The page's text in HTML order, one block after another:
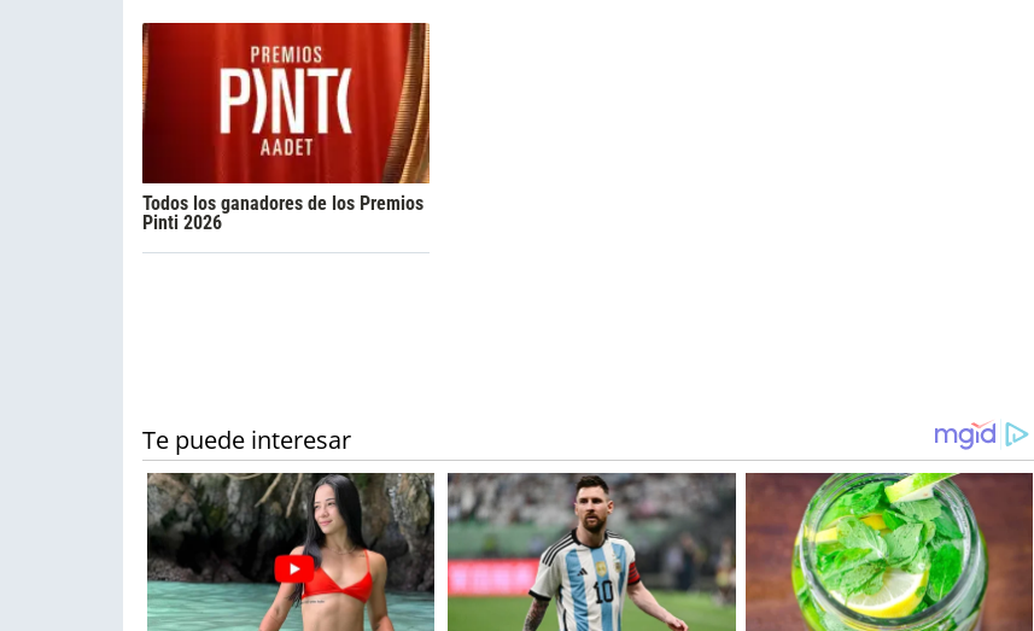
Todos los ganadores de los Premios
Pinti 2026